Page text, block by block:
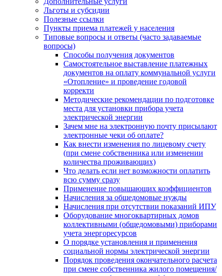
Льготы и субсидии
Полезные ссылки
Пункты приема платежей у населения
Типовые вопросы и ответы (часто задаваемые
вопросы)
Способы получения документов
Самостоятельное выставление платежных
документов на оплату коммунальной услуги
«Отопление» и проведение годовой
корректи
Методические рекомендации по подготовке
места для установки прибора учета
электрической энергии
Зачем мне на электронную почту присылают
электронные чеки об оплате?
Как внести изменения по лицевому счету
(при смене собственника или изменении
количества проживающих)
Что делать если нет возможности оплатить
всю сумму сразу
Применение повышающих коэффициентов
Начисления за общедомовые нужды
Начисления при отсутствии показаний ИПУ
Оборудование многоквартирных домов
коллективными (общедомовыми) приборами
учета энергоресурсов
О порядке установления и применения
социальной нормы электрической энергии
Порядок проведения окончательного расчета
при смене собственника жилого помещения/